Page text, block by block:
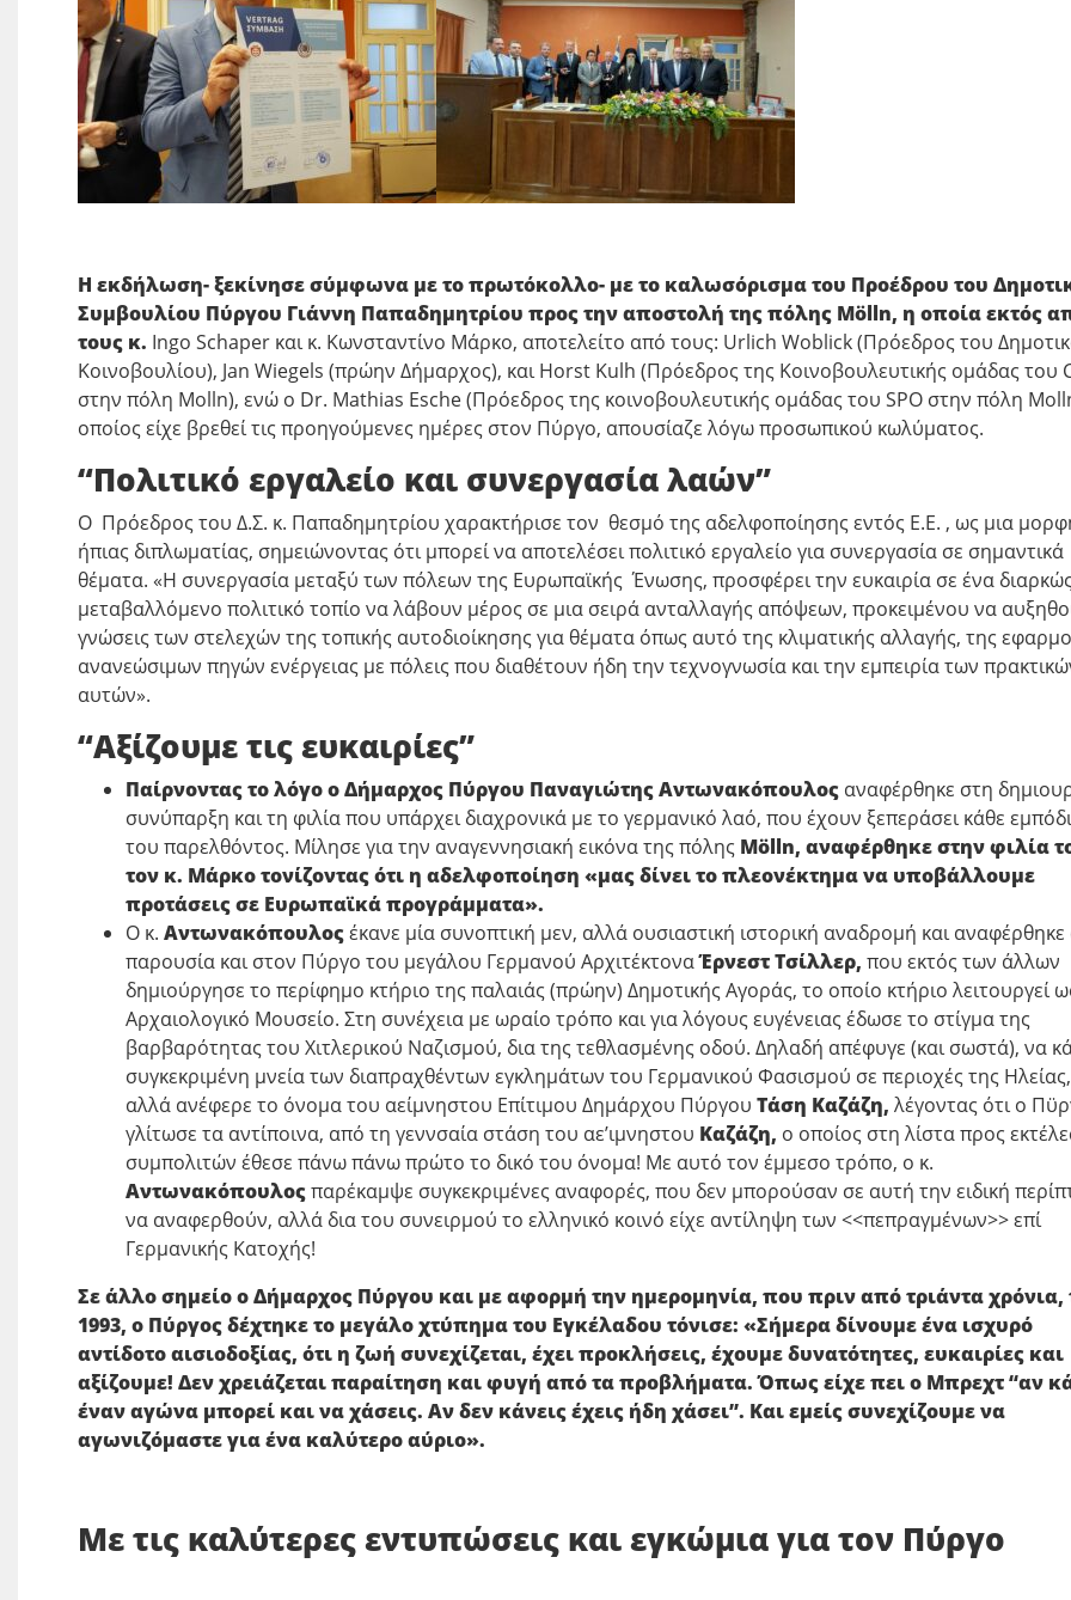
Η εκδήλωση- ξεκίνησε σύμφωνα με το πρωτόκολλο- με το καλωσόρισμα του Προέδρου του
Συμβουλίου Πύργου Γιάννη Παπαδημητρίου προς την αποστολή της πόλης Mölln, η οποία εκτός
τους κ. Ingo Schaper και κ. Κωνσταντίνο Μάρκο, αποτελείτο από τους: Urlich Woblick (Πρόεδρος του
Κοινοβουλίου), Jan Wiegels (πρώην Δήμαρχος), και Horst Kulh (Πρόεδρος της Κοινοβουλευτικής ομάδας του
στην πόλη Molln), ενώ ο Dr. Mathias Esche (Πρόεδρος της κοινοβουλευτικής ομάδας του SPO στην πόλη
οποίος είχε βρεθεί τις προηγούμενες ημέρες στον Πύργο, απουσίαζε λόγω προσωπικού κωλύματος.
“Πολιτικό εργαλείο και συνεργασία λαών”
Ο Πρόεδρος του Δ.Σ. κ. Παπαδημητρίου χαρακτήρισε τον θεσμό της αδελφοποίησης εντός Ε.Ε. , ως μια
ήπιας διπλωματίας, σημειώνοντας ότι μπορεί να αποτελέσει πολιτικό εργαλείο για συνεργασία σε σημαντικά
θέματα. «Η συνεργασία μεταξύ των πόλεων της Ευρωπαϊκής Ένωσης, προσφέρει την ευκαιρία σε ένα διαρκώς
μεταβαλλόμενο πολιτικό τοπίο να λάβουν μέρος σε μια σειρά ανταλλαγής απόψεων, προκειμένου να
γνώσεις των στελεχών της τοπικής αυτοδιοίκησης για θέματα όπως αυτό της κλιματικής αλλαγής, της
ανανεώσιμων πηγών ενέργειας με πόλεις που διαθέτουν ήδη την τεχνογνωσία και την εμπειρία των
αυτών».
“Αξίζουμε τις ευκαιρίες”
Παίρνοντας το λόγο ο Δήμαρχος Πύργου Παναγιώτης Αντωνακόπουλος αναφέρθηκε στη
συνύπαρξη και τη φιλία που υπάρχει διαχρονικά με το γερμανικό λαό, που έχουν ξεπεράσει κάθε
του παρελθόντος. Μίλησε για την αναγεννησιακή εικόνα της πόλης Mölln, αναφέρθηκε στην φιλία
τον κ. Μάρκο τονίζοντας ότι η αδελφοποίηση «μας δίνει το πλεονέκτημα να υποβάλλουμε
προτάσεις σε Ευρωπαϊκά προγράμματα».
Ο κ. Αντωνακόπουλοςέκανε μία συνοπτική μεν, αλλά ουσιαστική ιστορική αναδρομή και αναφέρθηκε
παρουσία και στον Πύργο του μεγάλου Γερμανού ΑρχιτέκτοναΈρνεστ Τσίλλερ, που εκτός των άλλων
δημιούργησε το περίφημο κτήριο της παλαιάς (πρώην) Δημοτικής Αγοράς, το οποίο κτήριο λειτουργεί
Αρχαιολογικό Μουσείο. Στη συνέχεια με ωραίο τρόπο και για λόγους ευγένειας έδωσε το στίγμα της
βαρβαρότητας του Χιτλερικού Ναζισμού, δια της τεθλασμένης οδού. Δηλαδή απέφυγε (και σωστά), να
συγκεκριμένη μνεία των διαπραχθέντων εγκλημάτων του Γερμανικού Φασισμού σε περιοχές της Ηλείας,
αλλά ανέφερε το όνομα του αείμνηστου Επίτιμου Δημάρχου Πύργου Τάση Καζάζη, λέγοντας ότι ο
γλίτωσε τα αντίποινα, από τη γεννσαία στάση του αε’ιμνηστου Καζάζη, ο οποίος στη λίστα προς
συμπολιτών έθεσε πάνω πάνω πρώτο το δικό του όνομα! Με αυτό τον έμμεσο τρόπο, ο κ.
Αντωνακόπουλοςπαρέκαμψε συγκεκριμένες αναφορές, που δεν μπορούσαν σε αυτή την ειδική
να αναφερθούν, αλλά δια του συνειρμού το ελληνικό κοινό είχε αντίληψη των <<πεπραγμένων>> επί
Γερμανικής Κατοχής!
Σε άλλο σημείο ο Δήμαρχος Πύργου και με αφορμή την ημερομηνία, που πριν από τριάντα χρόνια,
1993, ο Πύργος δέχτηκε το μεγάλο χτύπημα του Εγκέλαδου τόνισε: «Σήμερα δίνουμε ένα ισχυρό
αντίδοτο αισιοδοξίας, ότι η ζωή συνεχίζεται, έχει προκλήσεις, έχουμε δυνατότητες, ευκαιρίες και
αξίζουμε! Δεν χρειάζεται παραίτηση και φυγή από τα προβλήματα. Όπως είχε πει ο Μπρεχτ “αν
έναν αγώνα μπορεί και να χάσεις. Αν δεν κάνεις έχεις ήδη χάσει”. Και εμείς συνεχίζουμε να
αγωνιζόμαστε για ένα καλύτερο αύριο».
Με τις καλύτερες εντυπώσεις και εγκώμια για τον Πύργο